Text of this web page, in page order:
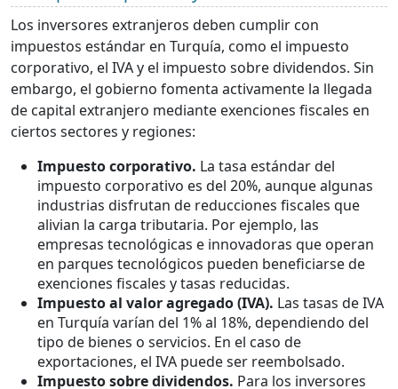
Los inversores extranjeros deben cumplir con
impuestos estándar en Turquía, como el impuesto
corporativo, el IVA y el impuesto sobre dividendos. Sin
embargo, el gobierno fomenta activamente la llegada
de capital extranjero mediante exenciones fiscales en
ciertos sectores y regiones:
Impuesto corporativo. La tasa estándar del
impuesto corporativo es del 20%, aunque algunas
industrias disfrutan de reducciones fiscales que
alivian la carga tributaria. Por ejemplo, las
empresas tecnológicas e innovadoras que operan
en parques tecnológicos pueden beneficiarse de
exenciones fiscales y tasas reducidas.
Impuesto al valor agregado (IVA). Las tasas de IVA
en Turquía varían del 1% al 18%, dependiendo del
tipo de bienes o servicios. En el caso de
exportaciones, el IVA puede ser reembolsado.
Impuesto sobre dividendos. Para los inversores